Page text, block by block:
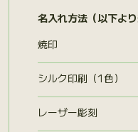
名入れ方法（以下より
焼印
シルク印刷（1色）
レーザー彫刻